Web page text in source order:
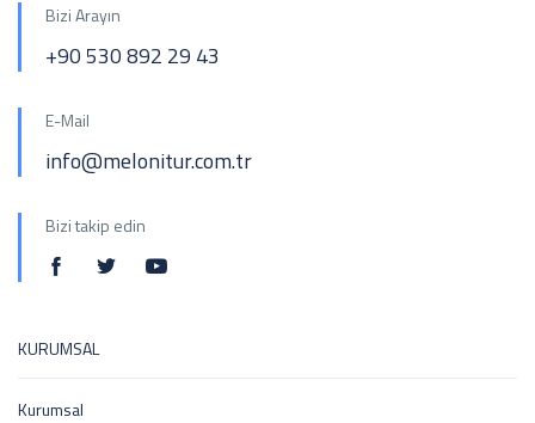
Bizi Arayın
+90 530 892 29 43
E-Mail
info@melonitur.com.tr
Bizi takip edin
KURUMSAL
Kurumsal